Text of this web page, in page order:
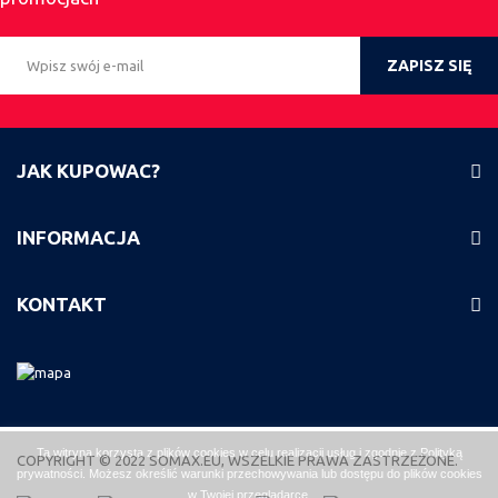
ZAPISZ SIĘ
JAK KUPOWAC?
INFORMACJA
KONTAKT
Ta witryna korzysta z plików cookies w celu realizacji usług i zgodnie z Polityką
prywatności. Możesz określić warunki przechowywania lub dostępu do plików cookies
w Twojej przeglądarce.
COPYRIGHT © 2022 SOMAX.EU, WSZELKIE PRAWA ZASTRZEŻONE.